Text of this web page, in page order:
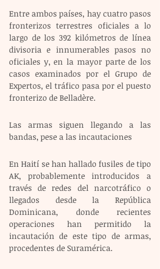
Entre ambos países, hay cuatro pasos
fronterizos terrestres oficiales a lo
largo de los 392 kilómetros de línea
divisoria e innumerables pasos no
oficiales y, en la mayor parte de los
casos examinados por el Grupo de
Expertos, el tráfico pasa por el puesto
fronterizo de Belladère.
Las armas siguen llegando a las
bandas, pese a las incautaciones
En Haití se han hallado fusiles de tipo
AK, probablemente introducidos a
través de redes del narcotráfico o
llegados desde la República
Dominicana, donde recientes
operaciones han permitido la
incautación de este tipo de armas,
procedentes de Suramérica.